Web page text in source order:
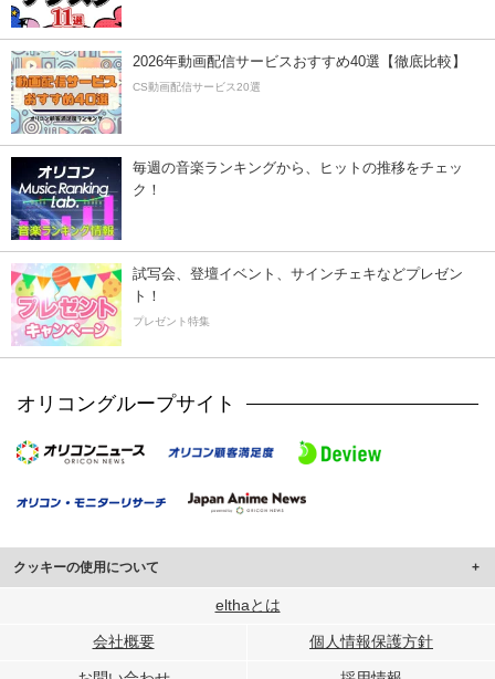
2026年動画配信サービスおすすめ40選【徹底比較】
CS動画配信サービス20選
毎週の音楽ランキングから、ヒットの推移をチェッ
ク！
試写会、登壇イベント、サインチェキなどプレゼン
ト！
プレゼント特集
オリコングループサイト
クッキーの使用について
このサイトでは Cookie を使用して、ユーザーに合わせたコンテンツや広告の
行っています。
elthaとは
会社概要 個人情報保護方針